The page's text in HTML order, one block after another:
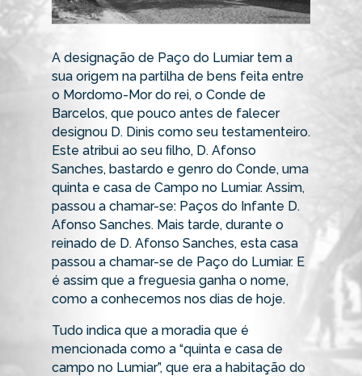
A designação de Paço do Lumiar tem a
sua origem na partilha de bens feita entre
o Mordomo-Mor do rei, o Conde de
Barcelos, que pouco antes de falecer
designou D. Dinis como seu testamenteiro.
Este atribui ao seu ﬁlho, D. Afonso
Sanches, bastardo e genro do Conde, uma
quinta e casa de Campo no Lumiar. Assim,
passou a chamar-se: Paços do Infante D.
Afonso Sanches. Mais tarde, durante o
reinado de D. Afonso Sanches, esta casa
passou a chamar-se de Paço do Lumiar. E
é assim que a freguesia ganha o nome,
como a conhecemos nos dias de hoje.
Tudo indica que a moradia que é
mencionada como a “quinta e casa de
campo no Lumiar”, que era a habitação do